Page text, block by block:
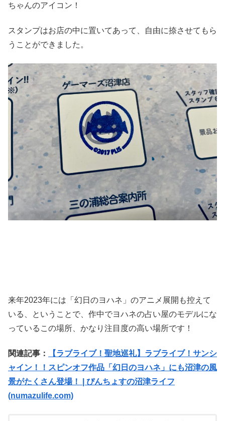
ちゃんのアイコン！
スタンプはお店の中に置いてあって、自由に捺させてもら
うことができました。
来年2023年には「幻日のヨハネ」のアニメ展開も控えて
いる、ということで、作中でヨハネの占い屋のモデルにな
っているこの場所、かなり注目度の高い場所です！
関連記事：
【ラブライブ！聖地巡礼】ラブライブ！サンシ
ャイン！！スピンオフ作品「幻日のヨハネ」にも沼津の風
景がたくさん登場！ | ぴんちょすの沼津ライフ
(numazulife.com)